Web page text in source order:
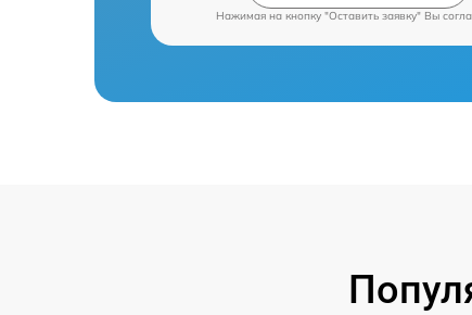
Нажимая на кнопку "Оставить заявку" Вы